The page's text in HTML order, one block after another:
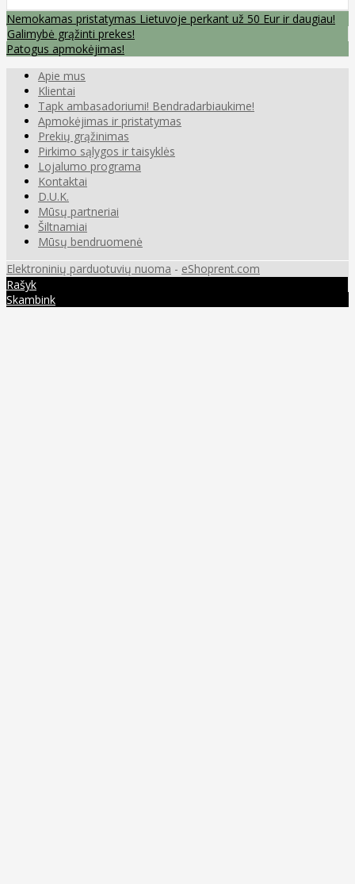
Nemokamas pristatymas Lietuvoje perkant už 50 Eur ir daugiau!
Galimybė grąžinti prekes!
Patogus apmokėjimas!
Apie mus
Klientai
Tapk ambasadoriumi! Bendradarbiaukime!
Apmokėjimas ir pristatymas
Prekių grąžinimas
Pirkimo sąlygos ir taisyklės
Lojalumo programa
Kontaktai
D.U.K.
Mūsų partneriai
Šiltnamiai
Mūsų bendruomenė
Elektroninių parduotuvių nuoma - eShoprent.com
Rašyk
Skambink